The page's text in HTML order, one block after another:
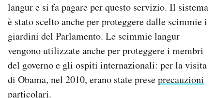
langur e si fa pagare per questo servizio. Il sistema
è stato scelto anche per proteggere dalle scimmie i
giardini del Parlamento. Le scimmie langur
vengono utilizzate anche per proteggere i membri
del governo e gli ospiti internazionali: per la visita
di Obama, nel 2010, erano state preseprecauzioni
particolari.